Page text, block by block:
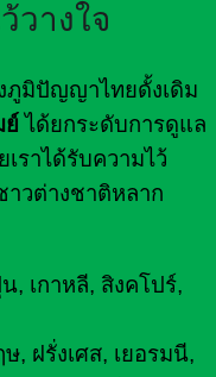
วางใจ
ภูมิปัญญาไทยดั้งเดิม
ย์ ได้ยกระดับการดูแล
ราได้รับความไว้
วต่างชาติหลาก
เกาหลี, สิงคโปร์,
ษ, ฝรั่งเศส, เยอรมนี,